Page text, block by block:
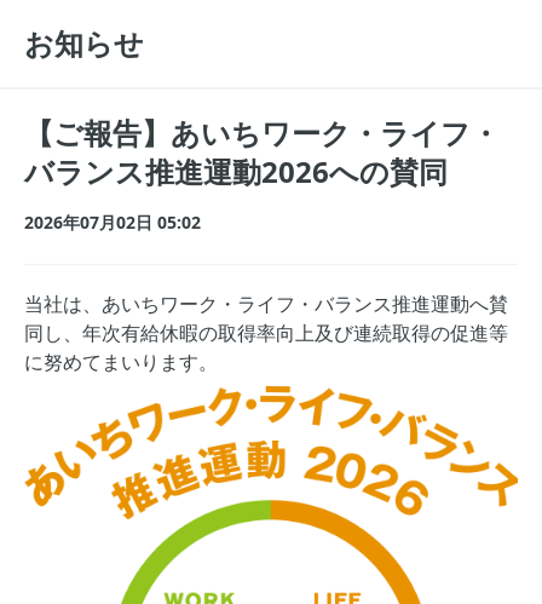
お知らせ
【ご報告】あいちワーク・ライフ・
バランス推進運動2026への賛同
2026年07月02日 05:02
当社は、あいちワーク・ライフ・バランス推進運動へ賛
同し、年次有給休暇の取得率向上及び連続取得の促進等
に努めてまいります。